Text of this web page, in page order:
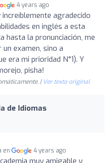
4 years ago
agradecido
en inglés a esta
hasta la pronunciación, me
examen, sino a
era mi prioridad N°1). Y
pisha!
| Ver texto original
de Idiomas
en 4 years ago
muy amigable y